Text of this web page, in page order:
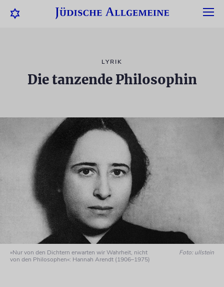
LYRIK
Die tanzende Philosophin
»Nur von den Dichtern erwarten wir Wahrheit, nicht
von den Philosophen«: Hannah Arendt (1906–1975)
Foto: ullstein